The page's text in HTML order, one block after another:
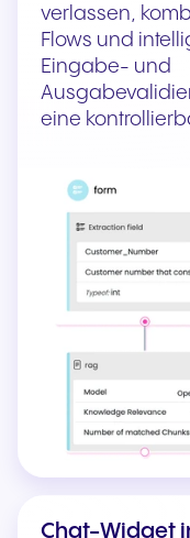
verlassen,
Flows und
Eingabe- und
eine
Chat-Widget